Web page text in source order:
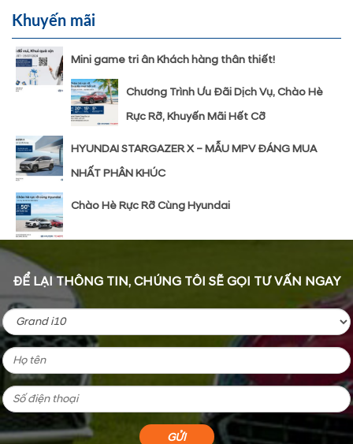
Khuyến mãi
Mini game tri ân Khách hàng thân thiết!
Chương Trình Ưu Đãi Dịch Vụ, Chào Hè
Rực Rỡ, Khuyến Mãi Hết Cỡ
HYUNDAI STARGAZER X – MẪU MPV ĐÁNG MUA
NHẤT PHÂN KHÚC
Chào Hè Rực Rỡ Cùng Hyundai
ĐỂ LẠI THÔNG TIN, CHÚNG TÔI SẼ GỌI TƯ VẤN NGAY